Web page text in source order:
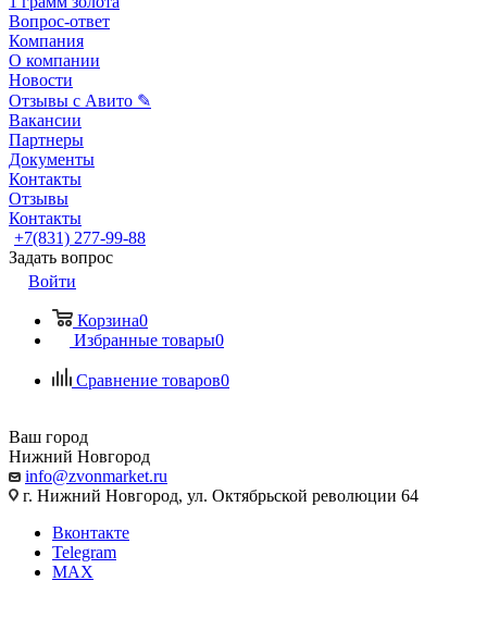
Вопрос-ответ
Компания
О компании
Новости
Отзывы с Авито ✎
Вакансии
Партнеры
Документы
Контакты
Отзывы
Контакты
+7(831) 277-99-88
Задать вопрос
Войти
Корзина0
Избранные товары0
Сравнение товаров0
Ваш город
Нижний Новгород
info@zvonmarket.ru
г. Нижний Новгород, ул. Октябрьской революции 64
Вконтакте
Telegram
MAX